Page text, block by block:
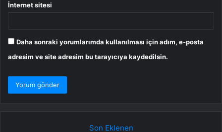
İnternet sitesi
Daha sonraki yorumlarımda kullanılması için adım, e-posta
adresim ve site adresim bu tarayıcıya kaydedilsin.
Son Eklenen